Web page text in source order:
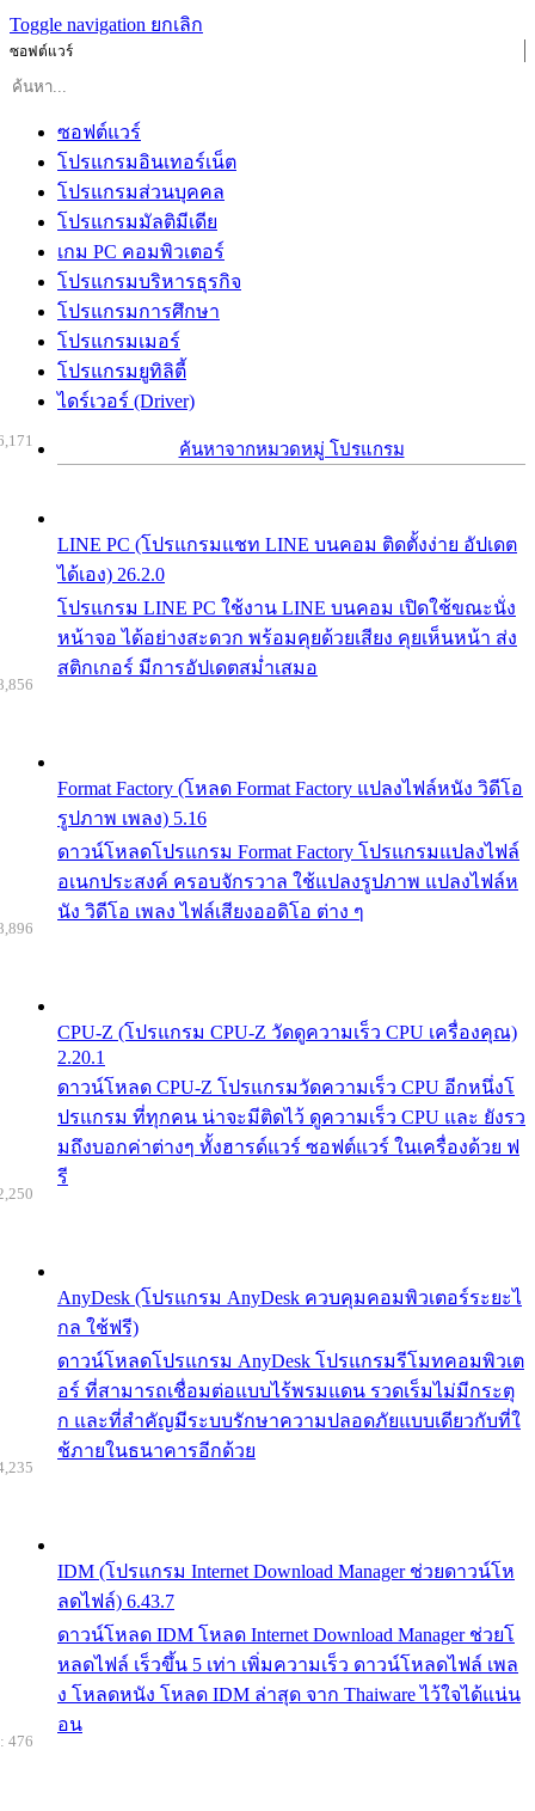
Toggle navigation ยกเลิก
ซอฟต์แวร์
ซอฟต์แวร์
โปรแกรมอินเทอร์เน็ต
โปรแกรมส่วนบุคคล
โปรแกรมมัลติมีเดีย
เกม PC คอมพิวเตอร์
โปรแกรมบริหารธุรกิจ
โปรแกรมการศึกษา
โปรแกรมเมอร์
โปรแกรมยูทิลิตี้
ไดร์เวอร์ (Driver)
ค้นหาจากหมวดหมู่ โปรแกรม
LINE PC (โปรแกรมแชท LINE บนคอม ติดตั้งง่าย อัปเดต
ได้เอง) 26.2.0
โปรแกรม LINE PC ใช้งาน LINE บนคอม เปิดใช้ขณะนั่ง
หน้าจอ ได้อย่างสะดวก พร้อมคุยด้วยเสียง คุยเห็นหน้า ส่ง
สติกเกอร์ มีการอัปเดตสม่ำเสมอ
Format Factory (โหลด Format Factory แปลงไฟล์หนัง วิดีโอ
รูปภาพ เพลง) 5.16
ดาวน์โหลดโปรแกรม Format Factory โปรแกรมแปลงไฟล์
อเนกประสงค์ ครอบจักรวาล ใช้แปลงรูปภาพ แปลงไฟล์ห
นัง วิดีโอ เพลง ไฟล์เสียงออดิโอ ต่าง ๆ
CPU-Z (โปรแกรม CPU-Z วัดดูความเร็ว CPU เครื่องคุณ)
2.20.1
ดาวน์โหลด CPU-Z โปรแกรมวัดความเร็ว CPU อีกหนึ่งโ
ปรแกรม ที่ทุกคน น่าจะมีติดไว้ ดูความเร็ว CPU และ ยังรว
มถึงบอกค่าต่างๆ ทั้งฮารด์แวร์ ซอฟต์แวร์ ในเครื่องด้วย ฟ
รี
AnyDesk (โปรแกรม AnyDesk ควบคุมคอมพิวเตอร์ระยะไ
กล ใช้ฟรี)
ดาวน์โหลดโปรแกรม AnyDesk โปรแกรมรีโมทคอมพิวเต
อร์ ที่สามารถเชื่อมต่อแบบไร้พรมแดน รวดเร็มไม่มีกระตุ
ก และที่สำคัญมีระบบรักษาความปลอดภัยแบบเดียวกับที่ใ
ช้ภายในธนาคารอีกด้วย
IDM (โปรแกรม Internet Download Manager ช่วยดาวน์โห
ลดไฟล์) 6.43.7
ดาวน์โหลด IDM โหลด Internet Download Manager ช่วยโ
หลดไฟล์ เร็วขึ้น 5 เท่า เพิ่มความเร็ว ดาวน์โหลดไฟล์ เพล
ง โหลดหนัง โหลด IDM ล่าสุด จาก Thaiware ไว้ใจได้แน่น
อน
476